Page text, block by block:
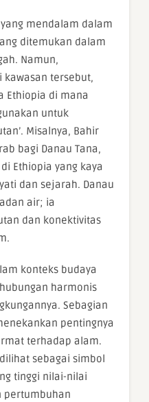
mendalam dalam
ditemukan dalam
Namun,
tersebut,
Ethiopia di mana
untuk
Misalnya, Bahir
bagi Danau Tana,
Ethiopia yang kaya
dan sejarah. Danau
air; ia
dan konektivitas
konteks budaya
harmonis
Sebagian
pentingnya
terhadap alam.
sebagai simbol
tinggi nilai-nilai
pertumbuhan